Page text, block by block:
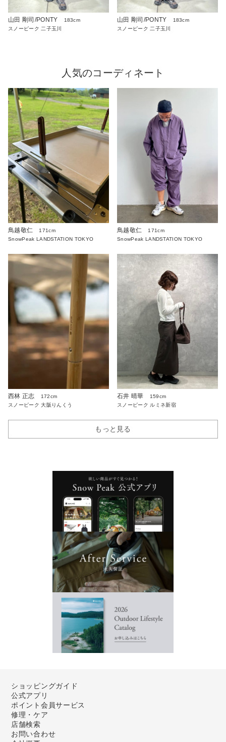
山田 剛司/PONTY
183cm
スノーピーク 二子玉川
山田 剛司/PONTY
183cm
スノーピーク 二子玉川
人気のコーディネート
鳥越敬仁
171cm
SnowPeak LANDSTATION TOKYO
鳥越敬仁
171cm
SnowPeak LANDSTATION TOKYO
西林 正志
172cm
スノーピーク 大阪りんくう
石井 晴華
159cm
スノーピーク ルミネ新宿
もっと見る
ショッピングガイド
公式アプリ
ポイント会員サービス
修理・ケア
店舗検索
お問い合わせ